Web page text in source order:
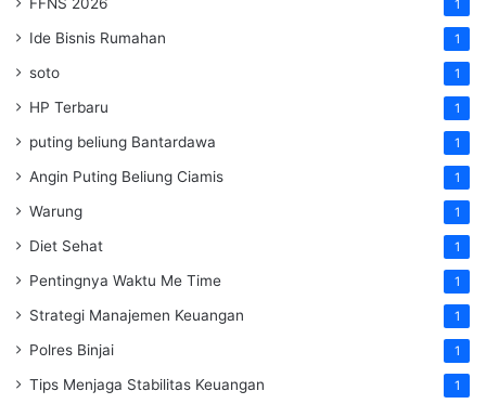
1
Ide Bisnis Rumahan 1
soto 1
HP Terbaru 1
puting beliung Bantardawa 1
Angin Puting Beliung Ciamis 1
Warung 1
Diet Sehat 1
Pentingnya Waktu Me Time 1
Strategi Manajemen Keuangan 1
Polres Binjai 1
Tips Menjaga Stabilitas Keuangan 1